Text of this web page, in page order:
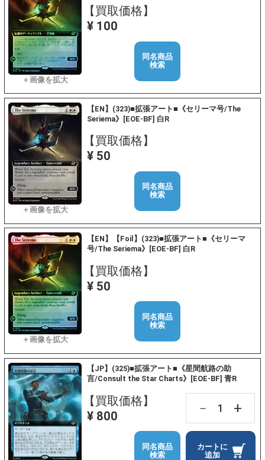
【買取価格】
¥ 100
同名商品
検索
【EN】(323)■拡張アート■《セリーマ号/The
Seriema》[EOE-BF] 白R
【買取価格】
¥ 50
同名商品
検索
【EN】【Foil】(323)■拡張アート■《セリーマ
号/The Seriema》[EOE-BF] 白R
【買取価格】
¥ 50
同名商品
検索
【JP】(325)■拡張アート■《星間航路の助
言/Consult the Star Charts》[EOE-BF] 青R
【買取価格】
¥ 800
－ +
カートに
追加
同名商品
検索